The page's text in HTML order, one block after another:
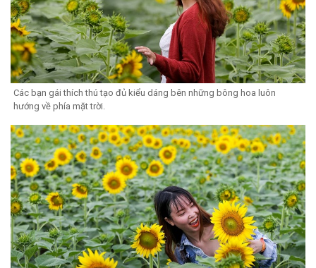
Các bạn gái thích thú tạo đủ kiểu dáng bên những bông hoa luôn
hướng về phía mặt trời.